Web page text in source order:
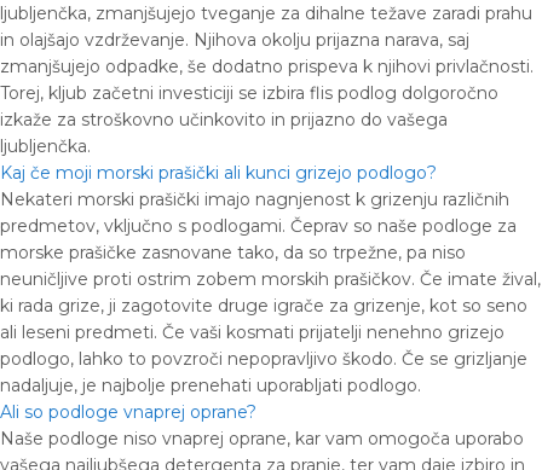
ljubljenčka, zmanjšujejo tveganje za dihalne težave zaradi prahu
in olajšajo vzdrževanje. Njihova okolju prijazna narava, saj
zmanjšujejo odpadke, še dodatno prispeva k njihovi privlačnosti.
Torej, kljub začetni investiciji se izbira flis podlog dolgoročno
izkaže za stroškovno učinkovito in prijazno do vašega
ljubljenčka.
Kaj če moji morski prašički ali kunci grizejo podlogo?
Nekateri morski prašički imajo nagnjenost k grizenju različnih
predmetov, vključno s podlogami. Čeprav so naše podloge za
morske prašičke zasnovane tako, da so trpežne, pa niso
neuničljive proti ostrim zobem morskih prašičkov. Če imate žival,
ki rada grize, ji zagotovite druge igrače za grizenje, kot so seno
ali leseni predmeti. Če vaši kosmati prijatelji nenehno grizejo
podlogo, lahko to povzroči nepopravljivo škodo. Če se grizljanje
nadaljuje, je najbolje prenehati uporabljati podlogo.
Ali so podloge vnaprej oprane?
Naše podloge niso vnaprej oprane, kar vam omogoča uporabo
vašega najljubšega detergenta za pranje, ter vam daje izbiro in